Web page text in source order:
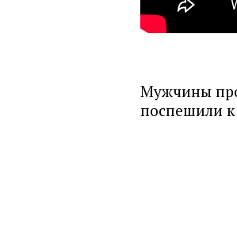
Мужчины
поспешили